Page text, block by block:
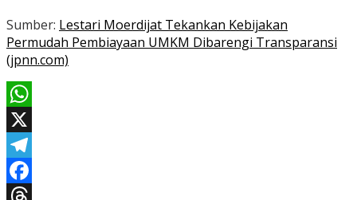
Sumber: Lestari Moerdijat Tekankan Kebijakan
Permudah Pembiayaan UMKM Dibarengi Transparansi
(jpnn.com)
WhatsApp
X
Telegram
Facebook